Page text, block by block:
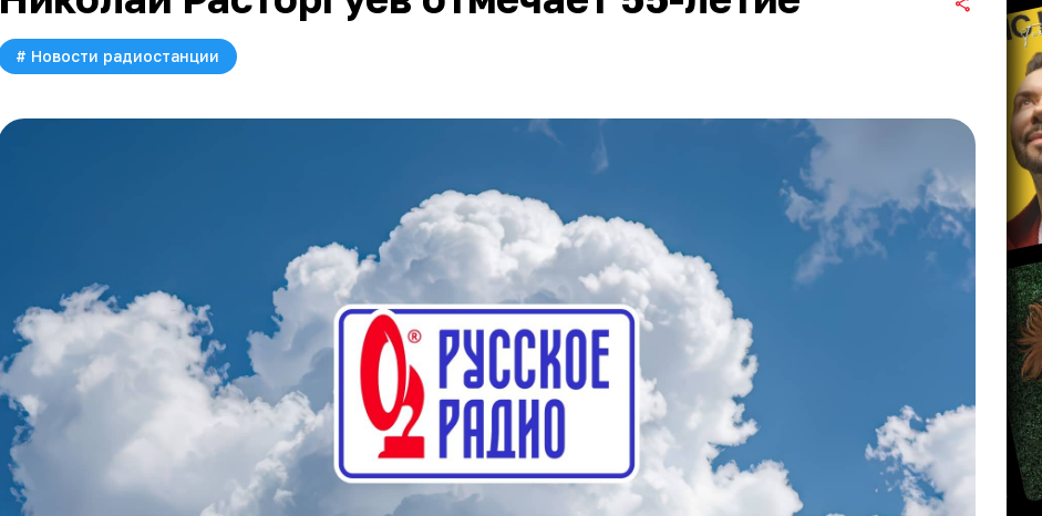
# Новости радиостанции